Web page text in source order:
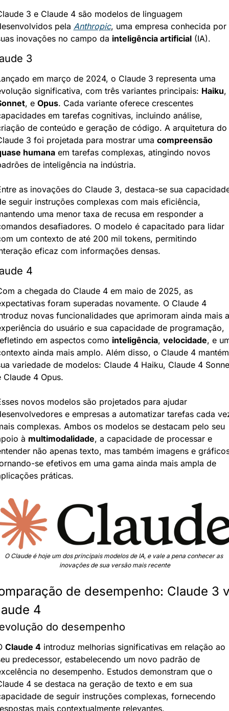
3 e Claude 4 são modelos de linguagem
pela Anthropic, uma empresa conhecida por
inovações no campo da inteligência artificial (IA).
3
em março de 2024, o Claude 3 representa uma
significativa, com três variantes principais: Haiku
, e Opus. Cada variante oferece crescentes
em tarefas cognitivas, incluindo análise,
de conteúdo e geração de código. A arquitetura do
3 foi projetada para mostrar uma compreensão
humana em tarefas complexas, atingindo novos
de inteligência na indústria.
as inovações do Claude 3, destaca-se sua
seguir instruções complexas com mais eficiência,
uma menor taxa de recusa em responder a
desafiadores. O modelo é capacitado para lidar
um contexto de até 200 mil tokens, permitindo
eficaz com informações densas.
4
a chegada do Claude 4 em maio de 2025, as
foram superadas novamente. O Claude 4
novas funcionalidades que aprimoram ainda mais a
do usuário e sua capacidade de programação,
em aspectos como inteligência, velocidade, e
ainda mais amplo. Além disso, o Claude 4 mantém
variedade de modelos: Claude 4 Haiku, Claude 4
Claude 4 Opus.
novos modelos são projetados para ajudar
e empresas a automatizar tarefas cada
complexas. Ambos os modelos se destacam pelo seu
à multimodalidade, a capacidade de processar e
não apenas texto, mas também imagens e
se efetivos em uma gama ainda mais ampla de
práticas.
O Claude é hoje um dos principais modelos de IA, e vale a pena conhecer as
inovações de sua versão mais recente
de desempenho: Claude 3
4
do desempenho
Claude 4 introduz melhorias significativas em relação ao
predecessor, estabelecendo um novo padrão de
no desempenho. Estudos demonstram que o
4 se destaca na geração de texto e em sua
de seguir instruções complexas, fornecendo
mais contextualmente relevantes.